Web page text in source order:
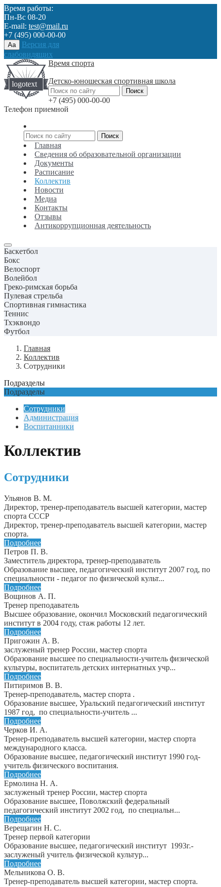
Время работы:
Пн-Вс 08-20
E-mail: test@mail.ru
+7 (495) 000-00-00
Aa
Версия для
слабовидящих
Время спорта
Детско-юношеская спортивная школа
+7 (495) 000-00-00
Телефон приемной
Главная
Сведения об образовательной организации
Документы
Расписание
Коллектив
Новости
Медиа
Контакты
Отзывы
Антикоррупционная деятельность
Баскетбол
Бокс
Велоспорт
Волейбол
Греко-римская борьба
Пулевая стрельба
Спортивная гимнастика
Теннис
Тхэквондо
Футбол
Главная
Коллектив
Сотрудники
Подразделы
Подразделы
Сотрудники
Администрация
Воспитанники
Коллектив
Сотрудники
Ульянов В. М.
Директор, тренер-преподаватель высшей категории, мастер
спорта СССР
Директор, тренер-преподаватель высшей категории, мастер
спорта.
Подробнее
Петров П. В.
Заместитель директора, тренер-преподаватель
Образование высшее, педагогический институт 2007 год, по
специальности - педагог по физической культ...
Подробнее
Вощинов А. П.
Тренер преподаватель
Высшее образование, окончил Московский педагогический
институт в 2004 году, стаж работы 12 лет.
Подробнее
Пригожин А. В.
заслуженый тренер России, мастер спорта
Образование высшее по специальности-учитель физической
культуры, воспитатель детских интернатных учр...
Подробнее
Питиримов В. В.
Тренер-преподаватель, мастер спорта .
Образование высшее, Уральский педагогический институт
1987 год, по специальности-учитель ...
Подробнее
Черков И. А.
Тренер-преподаватель высшей категории, мастер спорта
международного класса.
Образование высшее, педагогический институт 1990 год-
учитель физического воспитания.
Подробнее
Ермолина Н. А.
заслуженый тренер России, мастер спорта
Образование высшее, Поволжский федеральный
педагогический институт 2002 год, по специальн...
Подробнее
Верещагин Н. С.
Тренер первой категории
Образование высшее, педагогический институт 1993г.-
заслуженый учитель физической культур...
Подробнее
Мельникова О. В.
Тренер-преподаватель высшей категории, мастер спорта.